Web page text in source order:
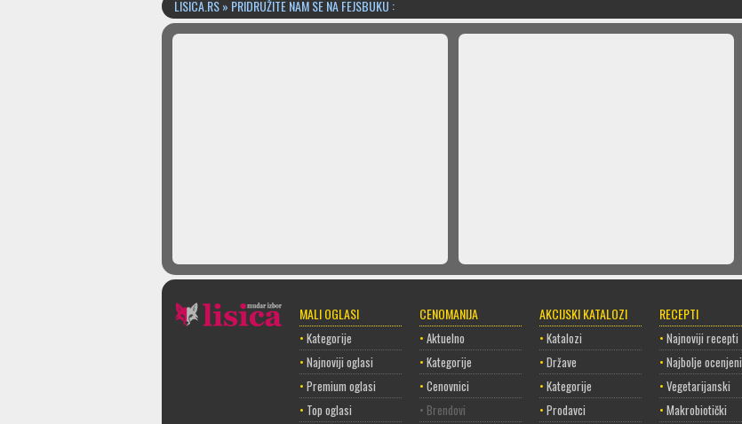
LISICA.RS » PRIDRUŽITE NAM SE NA FEJSBUKU :
MALI OGLASI
• Kategorije
• Najnoviji oglasi
• Premium oglasi
• Top oglasi
CENOMANIJA
• Aktuelno
• Kategorije
• Cenovnici
• Brendovi
AKCIJSKI KATALOZI
• Katalozi
• Države
• Kategorije
• Prodavci
RECEPTI
• Najnoviji recepti
• Najbolje ocenjeni
• Vegetarijanski
• Makrobiotički